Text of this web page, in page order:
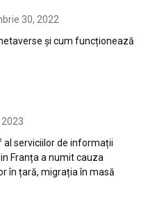
30, 2022
și cum funcționează
2023
al serviciilor de informații
Franța a numit cauza
în țară, migrația în masă